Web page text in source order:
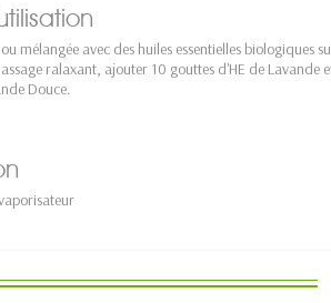
mélangée avec des huiles essentielles biologiques
ralaxant, ajouter 10 gouttes d'HE de Lavande
Douce.